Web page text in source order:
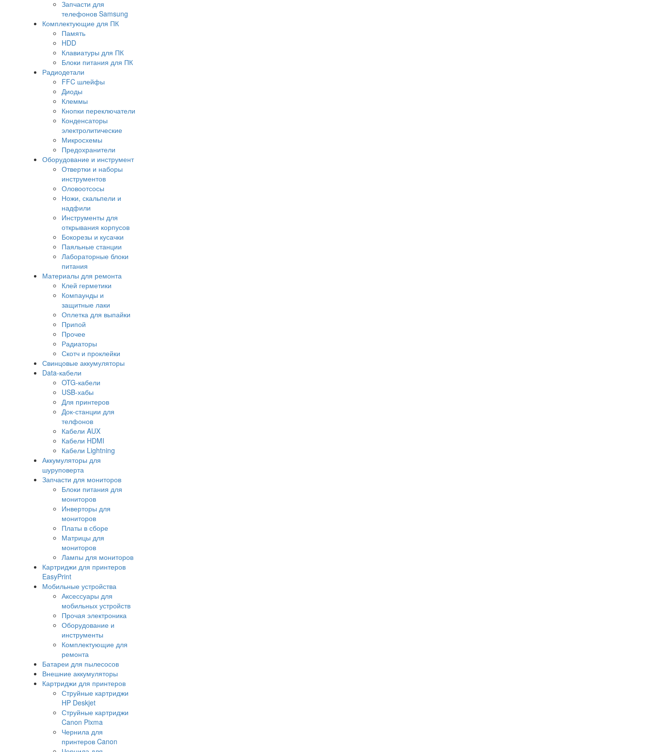
Запчасти для
телефонов Samsung
Комплектующие для ПК
Память
HDD
Клавиатуры для ПК
Блоки питания для ПК
Радиодетали
FFC шлейфы
Диоды
Клеммы
Кнопки переключатели
Конденсаторы
электролитические
Микросхемы
Предохранители
Оборудование и инструмент
Отвертки и наборы
инструментов
Оловоотсосы
Ножи, скальпели и
надфили
Инструменты для
открывания корпусов
Бокорезы и кусачки
Паяльные станции
Лабораторные блоки
питания
Материалы для ремонта
Клей герметики
Компаунды и
защитные лаки
Оплетка для выпайки
Припой
Прочее
Радиаторы
Скотч и проклейки
Свинцовые аккумуляторы
Data-кабели
OTG-кабели
USB-хабы
Для принтеров
Док-станции для
телфонов
Кабели AUX
Кабели HDMI
Кабели Lightning
Аккумуляторы для
шуруповерта
Запчасти для мониторов
Блоки питания для
мониторов
Инверторы для
мониторов
Платы в сборе
Матрицы для
мониторов
Лампы для мониторов
Картриджи для принтеров
EasyPrint
Мобильные устройства
Аксессуары для
мобильных устройств
Прочая электроника
Оборудование и
инструменты
Комплектующие для
ремонта
Батареи для пылесосов
Внешние аккумуляторы
Картриджи для принтеров
Струйные картриджи
HP Deskjet
Струйные картриджи
Canon Pixma
Чернила для
принтеров Canon